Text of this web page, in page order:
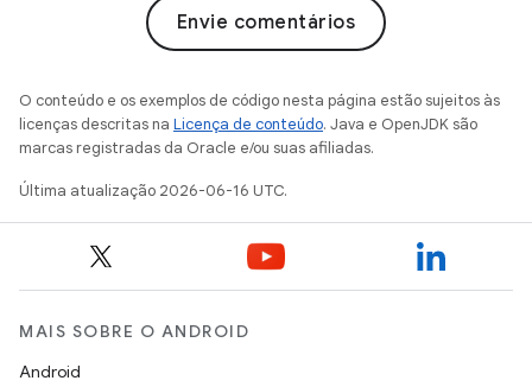
Envie comentários
O conteúdo e os exemplos de código nesta página estão sujeitos às
licenças descritas na Licença de conteúdo. Java e OpenJDK são
marcas registradas da Oracle e/ou suas afiliadas.
Última atualização 2026-06-16 UTC.
MAIS SOBRE O ANDROID
Android